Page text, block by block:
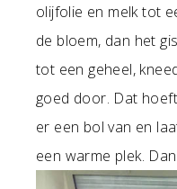
olijfolie en melk tot
de bloem, dan het
tot een geheel,
goed door. Dat
er een bol van en
een warme plek.